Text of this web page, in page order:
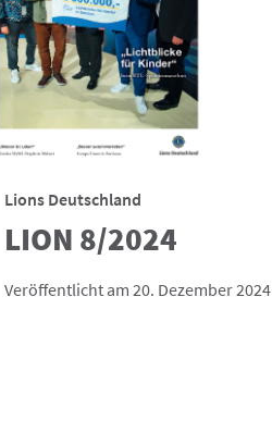
Lions Deutschland
LION 8/2024
Veröffentlicht am 20. Dezember 2024